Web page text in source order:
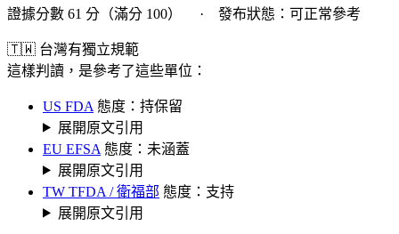
證據分數 61 分（滿分 100） · 發布狀態：可正常參考
🇹🇼 台灣有獨立規範
這樣判讀，是參考了這些單位：
US FDA 態度：持保留
展開原文引用
EU EFSA 態度：未涵蓋
展開原文引用
TW TFDA / 衛福部 態度：支持
展開原文引用